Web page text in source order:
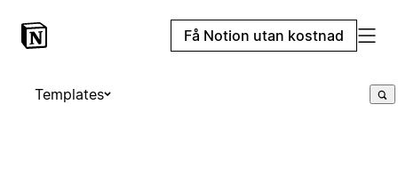
Få Notion utan kostnad
Templates